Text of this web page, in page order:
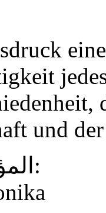
und
المؤلف / المؤلفة: